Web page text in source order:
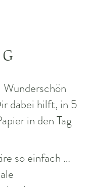
dabei hilft, in 5
in den Tag
so einfach …